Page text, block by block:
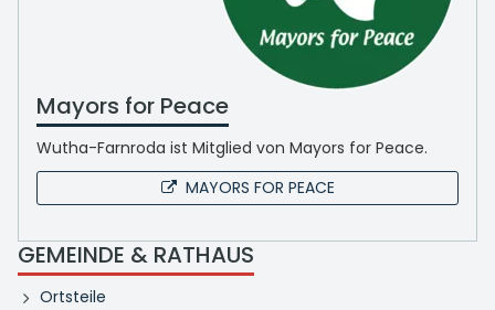
Mayors for Peace
Wutha-Farnroda ist Mitglied von Mayors for Peace.
MAYORS FOR PEACE
GEMEINDE & RATHAUS
Ortsteile